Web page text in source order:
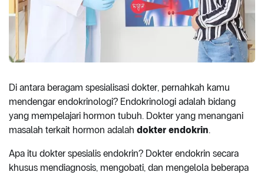
Di antara beragam spesialisasi dokter, pernahkah kamu
mendengar endokrinologi? Endokrinologi adalah bidang
yang mempelajari hormon tubuh. Dokter yang menangani
masalah terkait hormon adalah dokter endokrin.
Apa itu dokter spesialis endokrin? Dokter endokrin secara
khusus mendiagnosis, mengobati, dan mengelola beberapa